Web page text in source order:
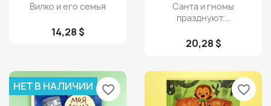
Просмотр
Вилко и его семья
14,28 $
Просмотр
Санта и гномы
празднуют...
20,28 $
НЕТ В НАЛИЧИИ favorite_border favorite_border